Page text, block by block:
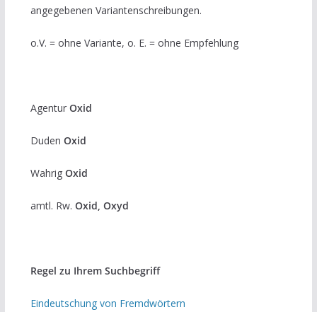
angegebenen Variantenschreibungen.
o.V. = ohne Variante, o. E. = ohne Empfehlung
Agentur Oxid
Duden Oxid
Wahrig Oxid
amtl. Rw. Oxid, Oxyd
Regel zu Ihrem Suchbegriff
Eindeutschung von Fremdwörtern